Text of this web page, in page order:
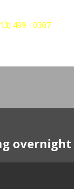
499 - 0307
overnight